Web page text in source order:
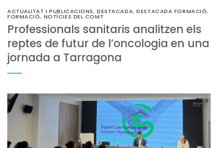
ACTUALITAT I PUBLICACIONS,DESTACADA,DESTACADA FORMACIÓ,
FORMACIÓ, NOTÍCIES DEL COMT
Professionals sanitaris analitzen els
reptes de futur de l’oncologia en una
jornada a Tarragona